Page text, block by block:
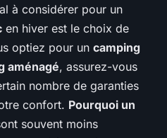
à considérer pour un
en hiver est le choix de
optiez pour un camping
aménagé, assurez-vous
nombre de garanties
confort. Pourquoi un
souvent moins